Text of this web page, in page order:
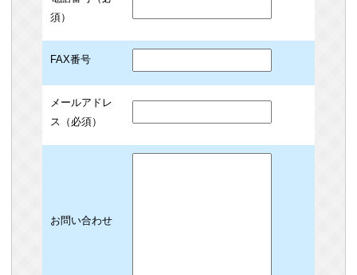
須）
FAX番号
メールアドレ
ス（必須）
お問い合わせ